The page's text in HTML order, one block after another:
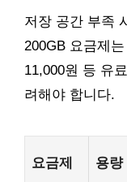
저장 공간 부족
200GB 요금제
11,000원 등 유
려해야 합니다.
요금제 용량